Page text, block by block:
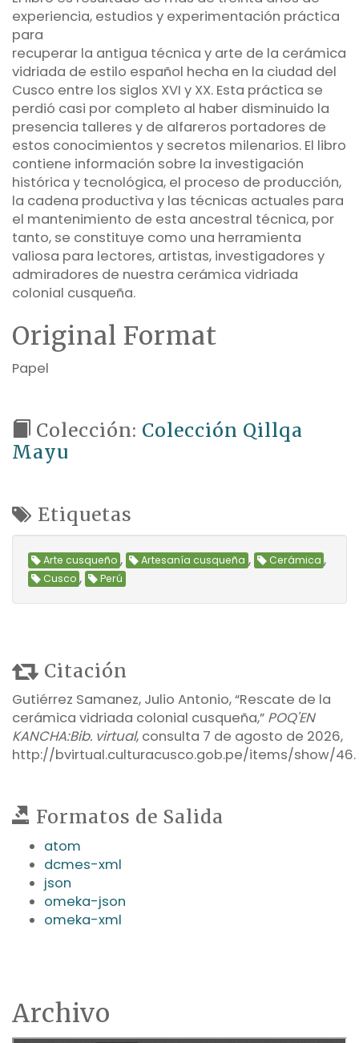
experiencia, estudios y experimentación práctica
para
recuperar la antigua técnica y arte de la cerámica
vidriada de estilo español hecha en la ciudad del
Cusco entre los siglos XVI y XX. Esta práctica se
perdió casi por completo al haber disminuido la
presencia talleres y de alfareros portadores de
estos conocimientos y secretos milenarios. El libro
contiene información sobre la investigación
histórica y tecnológica, el proceso de producción,
la cadena productiva y las técnicas actuales para
el mantenimiento de esta ancestral técnica, por
tanto, se constituye como una herramienta
valiosa para lectores, artistas, investigadores y
admiradores de nuestra cerámica vidriada
colonial cusqueña.
Original Format
Papel
Colección: Colección Qillqa
Mayu
Etiquetas
Arte cusqueño , Artesanía cusqueña , Cerámica ,
Cusco , Perú
Citación
Gutiérrez Samanez, Julio Antonio, “Rescate de la
cerámica vidriada colonial cusqueña,” POQ'EN
KANCHA:Bib. virtual, consulta 7 de agosto de 2026,
http://bvirtual.culturacusco.gob.pe/items/show/46.
Formatos de Salida
atom
dcmes-xml
json
omeka-json
omeka-xml
Archivo